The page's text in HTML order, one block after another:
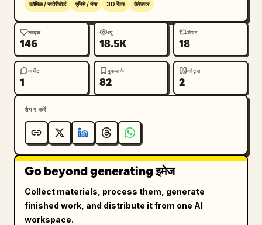
कॉमिक / स्टोरीबोर्ड एनिमे / मंगा 3D रेंडर कैरेक्टर
लाइक
146
व्यू
18.5K
शेयर
18
कमेंट
1
बुकमार्क
82
कोट्स
2
शेयर करें
Go beyond generating इमेज
Collect materials, process them, generate
finished work, and distribute it from one AI
workspace.